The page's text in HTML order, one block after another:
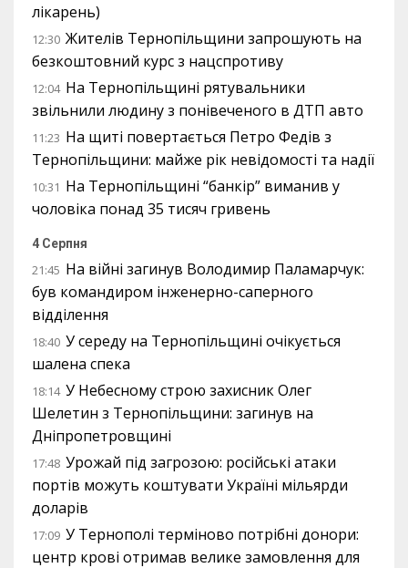
лікарень)
12:30 Жителів Тернопільщини запрошують на
безкоштовний курс з нацспротиву
12:04 На Тернопільщині рятувальники
звільнили людину з понівеченого в ДТП авто
11:23 На щиті повертається Петро Федів з
Тернопільщини: майже рік невідомості та надії
10:31 На Тернопільщині “банкір” виманив у
чоловіка понад 35 тисяч гривень
4 Серпня
21:45 На війні загинув Володимир Паламарчук:
був командиром інженерно-саперного
відділення
18:40 У середу на Тернопільщині очікується
шалена спека
18:14 У Небесному строю захисник Олег
Шелетин з Тернопільщини: загинув на
Дніпропетровщині
17:48 Урожай під загрозою: російські атаки
портів можуть коштувати Україні мільярди
доларів
17:09 У Тернополі терміново потрібні донори:
центр крові отримав велике замовлення для